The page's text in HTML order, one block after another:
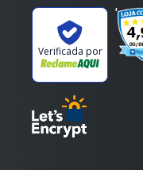
Verificada por
'